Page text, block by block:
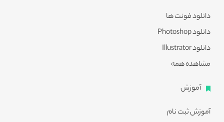
دانلود فونت ها
دانلود Photoshop
دانلود Illustrator
مشاهده همه
آموزش
آموزش ثبت نام